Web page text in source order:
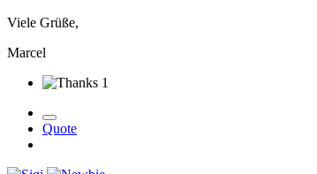
Viele Grüße,
Marcel
1
Quote